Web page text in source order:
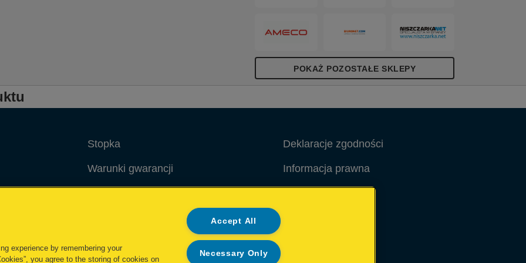
POKAŻ POZOSTAŁE SKLEPY
Stopka
Warunki gwarancji
Zarządzaj moimi danymi
Deklaracje zgodności
Informacja prawna
experience by remembering your
you agree to the storing of cookies on
Accept All
Necessary Only